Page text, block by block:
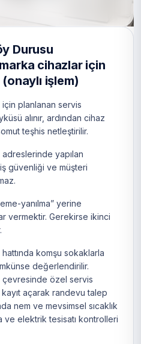
Durusu
cihazlar için
işlem)
planlanan servis
alınır, ardından cihaz
teşhis netleştirilir.
yapılan
güvenliği ve müşteri
yanılma” yerine
vermektir. Gerekirse ikinci
komşu sokaklarla
değerlendirilir.
çevresinde özel servis
açarak randevu talep
nem ve mevsimsel sıcaklık
ve elektrik tesisatı kontrolleri